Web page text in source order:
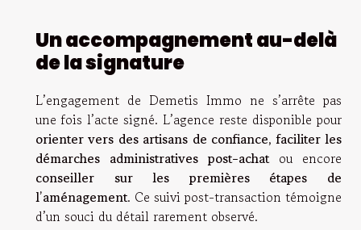
Un accompagnement au-delà
de la signature
L’engagement de Demetis Immo ne s’arrête pas
une fois l’acte signé. L’agence reste disponible pour
orienter vers des artisans de confiance,faciliter les
démarches administratives post-achatou encore
conseiller sur les premières étapes de
l’aménagement. Ce suivi post-transaction témoigne
d’un souci du détail rarement observé.